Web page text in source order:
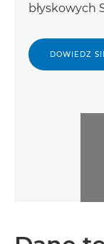
błyskowych
DOWIEDZ